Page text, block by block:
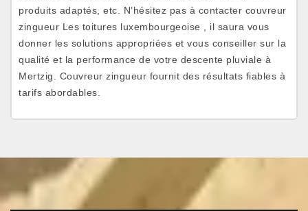
produits adaptés, etc. N’hésitez pas à contacter couvreur
zingueur Les toitures luxembourgeoise , il saura vous
donner les solutions appropriées et vous conseiller sur la
qualité et la performance de votre descente pluviale à
Mertzig. Couvreur zingueur fournit des résultats fiables à
tarifs abordables.